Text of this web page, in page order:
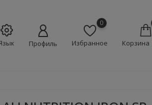
Профиль
0
Избранное Корзина